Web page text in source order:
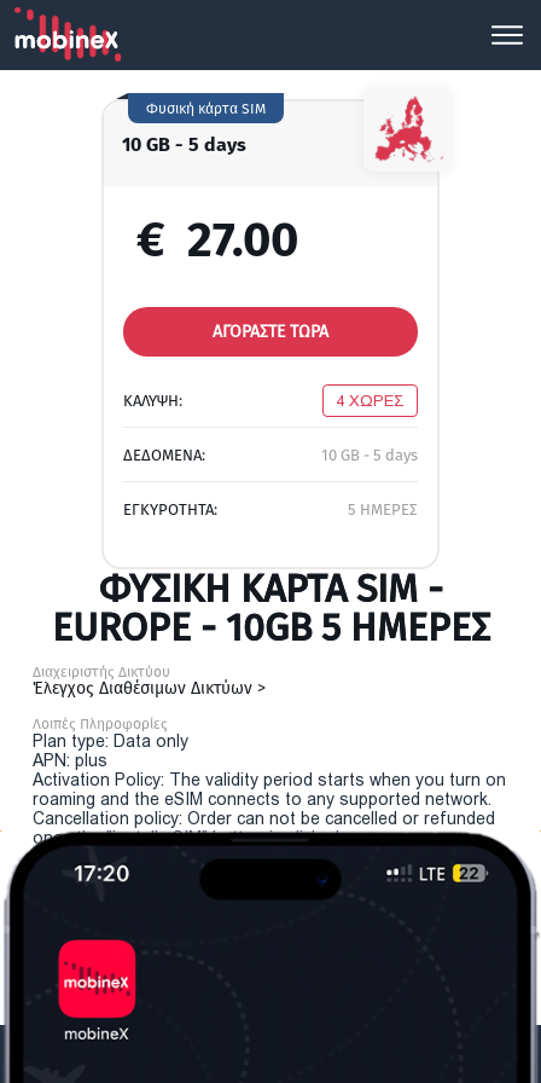
10 GB - 5 days
Φυσική κάρτα SIM
€ 27.00
ΑΓΟΡΑΣΤΕ ΤΩΡΑ
ΚΑΛΥΨΗ: 4 ΧΩΡΕΣ
ΔΕΔΟΜΕΝΑ: 10 GB - 5 days
ΕΓΚΥΡΟΤΗΤΑ: 5 ΗΜΕΡΕΣ
ΦΥΣΙΚΉ ΚΆΡΤΑ SIM -
EUROPE - 10GB 5 ΗΜΕΡΕΣ
Διαχειριστής Δικτύου
Έλεγχος Διαθέσιμων Δικτύων >
Λοιπές Πληροφορίες
Plan type: Data only
APN: plus
Activation Policy: The validity period starts when you turn on
roaming and the eSIM connects to any supported network.
Cancellation policy: Order can not be cancelled or refunded
once the "install eSIM" button is clicked.